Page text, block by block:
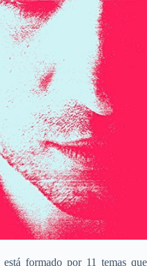
formado por 11 temas que